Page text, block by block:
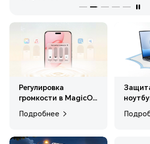
Регулировка
громкости в MagicOS
Подробнее